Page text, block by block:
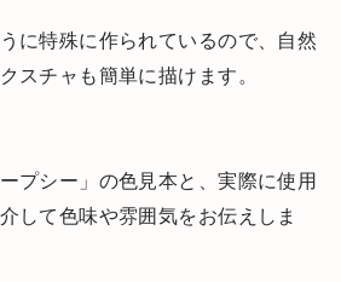
に特殊に作られているので、自然
スチャも簡単に描けます。
プシー」の色見本と、実際に使用
して色味や雰囲気をお伝えしま